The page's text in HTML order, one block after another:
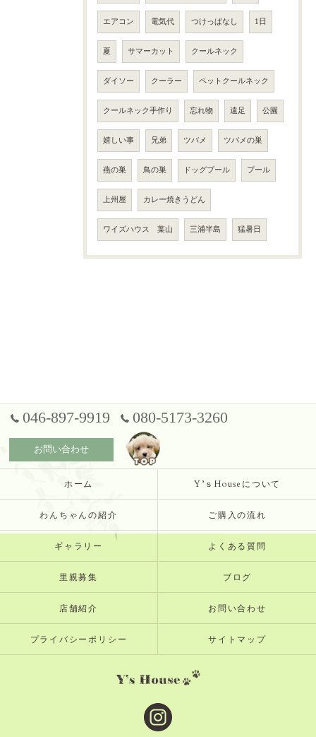
エアコン 電気代 つけっぱなし 1日
夏 サマーカット クールネック
ダイソー クーラー ペットクールネック
クールネック手作り 忘れ物 遠足 公園
嬉しい事 兄弟 ツバメ ツバメの巣
燕の巣 鳥の巣 ドッグプール プール
上州屋 カレー焼きうどん
ワイズハウス 葉山 三浦半島 猛暑日
046-897-9919 080-5173-3260
お問い合わせ
ホーム Y’ｓHouseについて
わんちゃんの紹介 ご購入の流れ
ギャラリー よくある質問
里親募集 ブログ
店舗紹介 お問い合わせ
プライバシーポリシー サイトマップ